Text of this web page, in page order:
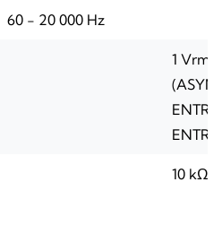
60 - 20 000 Hz
1 Vrms
10 kΩ